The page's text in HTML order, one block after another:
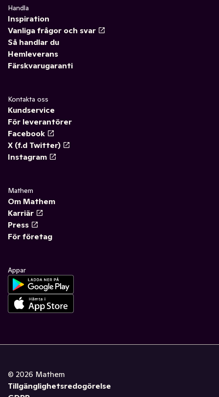
Handla
Inspiration
Vanliga frågor och svar
Så handlar du
Hemleverans
Färskvarugaranti
Kontakta oss
Kundservice
För leverantörer
Facebook
X (f.d Twitter)
Instagram
Mathem
Om Mathem
Karriär
Press
För företag
Appar
© 2026 Mathem
Tillgänglighetsredogörelse